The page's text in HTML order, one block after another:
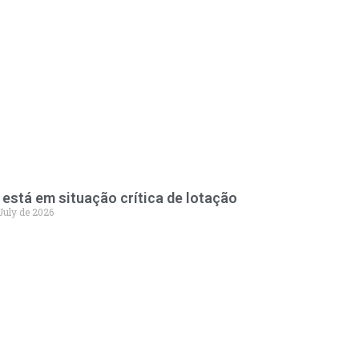
está em situação crítica de lotação
de 2026